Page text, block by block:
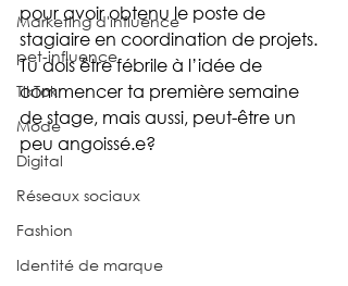
Marketing d'influence
pet-influence
TikTok
Mode
Digital
Réseaux sociaux
Fashion
Identité de marque
pour avoir obtenu le poste de
stagiaire en coordination de projets.
Tu dois être fébrile à l’idée de
commencer ta première semaine
de stage, mais aussi, peut-être un
peu angoissé.e?